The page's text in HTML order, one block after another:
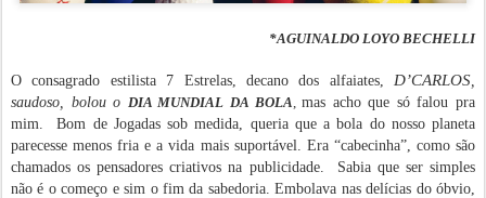
*AGUINALDO LOYO BECHELLI
O consagrado estilista 7 Estrelas, decano dos alfaiates, D’CARLOS
saudoso, bolou o DIA MUNDIAL DA BOLA ,mas acho que só falou pra
mim.
Bom de Jogadas sob medida, queria que a bola do nosso planeta
parecesse menos fria e a vida mais suportável. Era “cabecinha”, como são
chamados os pensadores criativos na publicidade. Sabia que ser simples
não é o começo e sim o fim da sabedoria. Embolava nas delícias do óbvio,